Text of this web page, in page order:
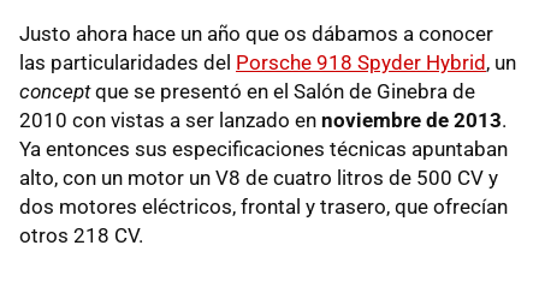
Justo ahora hace un año que os dábamos a conocer
las particularidades del Porsche 918 Spyder Hybrid, un
conceptque se presentó en el Salón de Ginebra de
2010 con vistas a ser lanzado en noviembre de 2013.
Ya entonces sus especificaciones técnicas apuntaban
alto, con un motor un V8 de cuatro litros de 500 CV y
dos motores eléctricos, frontal y trasero, que ofrecían
otros 218 CV.